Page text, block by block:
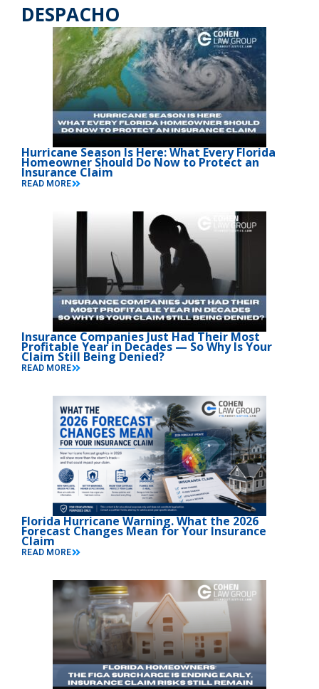
DESPACHO
Hurricane Season Is Here: What Every Florida
Homeowner Should Do Now to Protect an
Insurance Claim
READ MORE
Insurance Companies Just Had Their Most
Profitable Year in Decades — So Why Is Your
Claim Still Being Denied?
READ MORE
Florida Hurricane Warning. What the 2026
Forecast Changes Mean for Your Insurance
Claim
READ MORE